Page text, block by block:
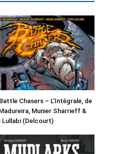
Chasers – L’Intégrale, de
Munier Sharrieff &
Lullabi (Delcourt)